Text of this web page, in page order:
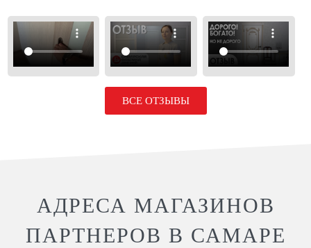
ВСЕ ОТЗЫВЫ
АДРЕСА МАГАЗИНОВ
ПАРТНЕРОВ В САМАРЕ